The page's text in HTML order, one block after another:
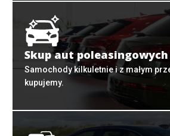
Skup aut poleasingowych
Samochody kilkuletnie i z małym
kupujemy.